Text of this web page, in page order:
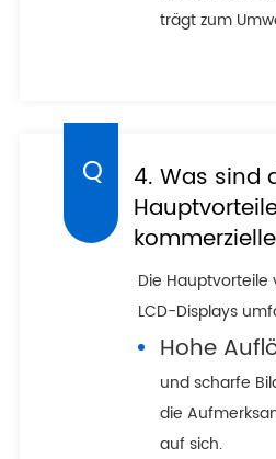
trägt zum
4. Was sind
Die Hauptvorteile
LCD-Displays
Hohe
und scharfe
die
auf sich.